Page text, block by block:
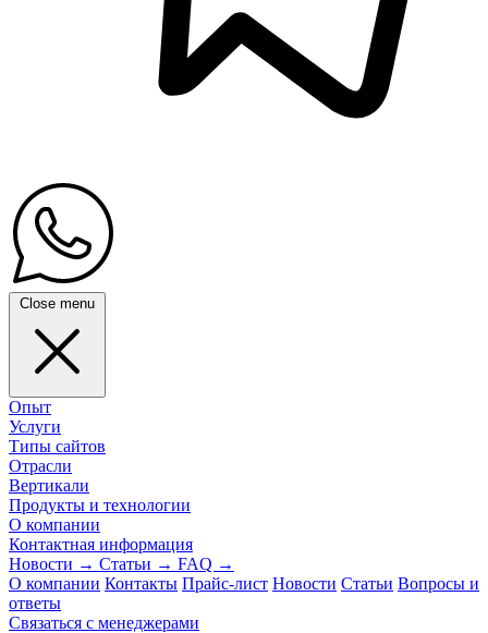
Close menu
Опыт
Услуги
Типы сайтов
Отрасли
Вертикали
Продукты и технологии
О компании
Контактная информация
Новости → Статьи → FAQ →
О компании Контакты Прайс-лист Новости Статьи Вопросы и
ответы
Связаться с менеджерами